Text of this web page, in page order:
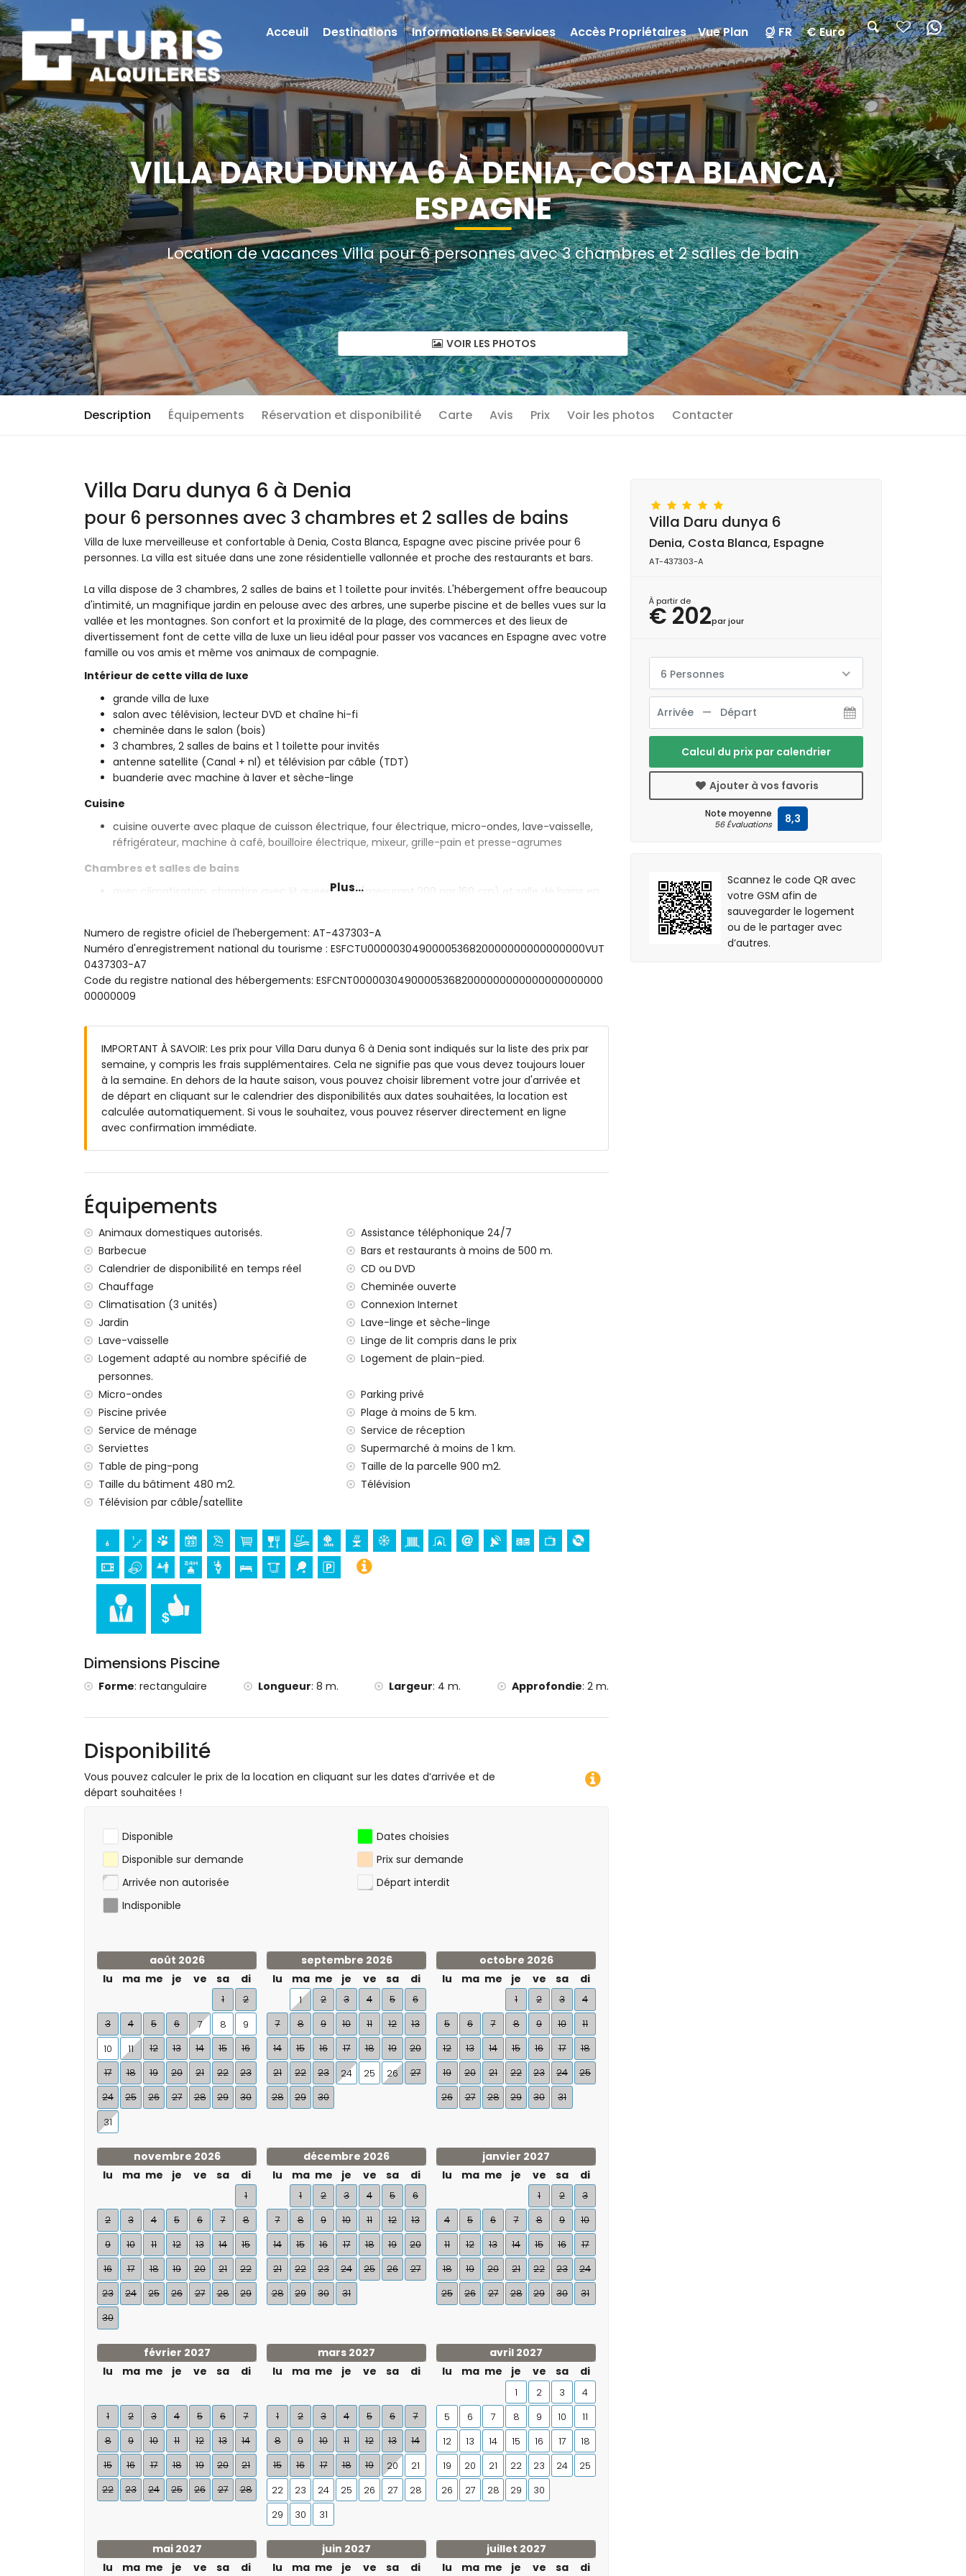
VILLA DARU DUNYA 6 À DENIA, COSTA BLANCA,
ESPAGNE
Location de vacances Villa pour 6 personnes avec 3 chambres et 2 salles de bain
VOIR LES PHOTOS
Description Équipements Réservation et disponibilité Carte Avis Prix Voir les photos Contacter
Villa Daru dunya 6 à Denia
pour 6 personnes avec 3 chambres et 2 salles de bains
Villa de luxe merveilleuse et confortable à Denia, Costa Blanca, Espagne avec piscine privée pour 6
personnes. La villa est située dans une zone résidentielle vallonnée et proche des restaurants et bars.
La villa dispose de 3 chambres, 2 salles de bains et 1 toilette pour invités. L'hébergement offre beaucoup
d'intimité, un magnifique jardin en pelouse avec des arbres, une superbe piscine et de belles vues sur la
vallée et les montagnes. Son confort et la proximité de la plage, des commerces et des lieux de
divertissement font de cette villa de luxe un lieu idéal pour passer vos vacances en Espagne avec votre
famille ou vos amis et même vos animaux de compagnie.
Intérieur de cette villa de luxe
grande villa de luxe
salon avec télévision, lecteur DVD et chaîne hi-fi
cheminée dans le salon (bois)
3 chambres, 2 salles de bains et 1 toilette pour invités
antenne satellite (Canal + nl) et télévision par câble (TDT)
buanderie avec machine à laver et sèche-linge
Cuisine
cuisine ouverte avec plaque de cuisson électrique, four électrique, micro-ondes, lave-vaisselle,
réfrigérateur, machine à café, bouilloire électrique, mixeur, grille-pain et presse-agrumes
Chambres et salles de bains
avec climatisation, chambre avec lit queen-size (mesurant 200 par 160 cm) et salle de bains en
salle de bains en suite avec double lavabo, douche et toilette
salle de bains avec lavabo simple et douche
Extérieur de cette villa de luxe
terrain clôturé
terrasse couverte
barbecue
espace salon extérieur et coin repas extérieur
2 places de parking privées
Informations complémentaires
ville la plus proche : Beniarbeig (à moins de 500 mètres de la villa)
port le plus proche : La Marina, Denia (à moins de 10 kilomètres de la villa)
parc le plus proche à moins de 5 kilomètres de la villa
aéroport le plus proche : Alicante (à moins de 100 kilomètres de la villa)
deuxième aéroport le plus proche : Valence (> 100 kilomètres)
animaux domestiques autorisés
L'hébergement est très adapté pour les familles avec enfants
Équipements et services inclus dans le prix de location de cette villa de luxe
internet (WiFi)
aspirateur et fer et planche à repasser
linge de lit et serviettes
chauffage central et climatisation
Équipements et services en supplément
service de ménage
lit supplémentaire et lits/berceaux pour enfants (sur demande)
Sports
Plus...
Numero de registre oficiel de l'hebergement: AT-437303-A
Numéro d'enregistrement national du tourisme : ESFCTU0000030490000536820000000000000000VUT
0437303-A7
Code du registre national des hébergements: ESFCNT000003049000053682000000000000000000000
00000009
IMPORTANT À SAVOIR: Les prix pour Villa Daru dunya 6 à Denia sont indiqués sur la liste des prix par
semaine, y compris les frais supplémentaires. Cela ne signifie pas que vous devez toujours louer
à la semaine. En dehors de la haute saison, vous pouvez choisir librement votre jour d'arrivée et
de départ en cliquant sur le calendrier des disponibilités aux dates souhaitées, la location est
calculée automatiquement. Si vous le souhaitez, vous pouvez réserver directement en ligne
avec confirmation immédiate.
Équipements
Animaux domestiques autorisés.
Assistance téléphonique 24/7
Barbecue
Bars et restaurants à moins de 500 m.
Calendrier de disponibilité en temps réel
CD ou DVD
Chauffage
Cheminée ouverte
Climatisation (3 unités)
Connexion Internet
Jardin
Lave-linge et sèche-linge
Lave-vaisselle
Linge de lit compris dans le prix
Logement adapté au nombre spécifié de
personnes.
Logement de plain-pied.
Micro-ondes
Parking privé
Piscine privée
Plage à moins de 5 km.
Service de ménage
Service de réception
Serviettes
Supermarché à moins de 1 km.
Table de ping-pong
Taille de la parcelle 900 m2.
Taille du bâtiment 480 m2.
Télévision
Télévision par câble/satellite
Dimensions Piscine
Forme: rectangulaire Longueur: 8 m. Largeur: 4 m. Approfondie: 2 m.
Disponibilité
Vous pouvez calculer le prix de la location en cliquant sur les dates d’arrivée et de
départ souhaitées !
Disponible
Dates choisies
Disponible sur demande
Prix ​​sur demande
Arrivée non autorisée
Départ interdit
Indisponible
août 2026
lu
ma me je ve sa di
1
2
3
4 5 6 7 8
9
10
11 12 13 14 15
16
17
18 19 20 21 22
23
24
25 26 27 28 29 30
31
septembre 2026
lu
ma me je ve sa di
1 2 3 4 5
6
7
8 9 10 11 12
13
14
15 16 17 18 19
20
21
22 23 24 25 26
27
28
29 30
octobre 2026
lu
ma me je ve sa di
1 2 3
4
5
6 7 8 9 10
11
12
13 14 15 16 17
18
19
20 21 22 23 24
25
26
27 28 29 30 31
novembre 2026
lu
ma me je ve sa di
1
2
3 4 5 6 7
8
9
10 11 12 13 14
15
16
17 18 19 20 21
22
23
24 25 26 27 28
29
30
décembre 2026
lu
ma me je ve sa di
1 2 3 4 5
6
7
8 9 10 11 12
13
14
15 16 17 18 19
20
21
22 23 24 25 26
27
28
29 30 31
janvier 2027
lu
ma me je ve sa di
1 2
3
4
5 6 7 8 9
10
11
12 13 14 15 16
17
18
19 20 21 22 23
24
25
26 27 28 29 30 31
février 2027
lu
ma me je ve sa di
1 2 3 4 5 6
7
8
9 10 11 12 13
14
15
16 17 18 19 20
21
22
23 24 25 26 27 28
mars 2027
lu
ma me je ve sa di
1 2 3 4 5 6
7
8
9 10 11 12 13
14
15
16 17 18 19 20
21
22
23 24 25 26 27
28
29
30 31
avril 2027
lu
ma me je ve sa di
1 2 3
4
5
6 7 8 9 10
11
12
13 14 15 16 17
18
19
20 21 22 23 24
25
26
27 28 29 30
mai 2027
lu
ma me je ve sa di
juin 2027
lu
ma me je ve sa di
juillet 2027
lu
ma me je ve sa di
Villa Daru dunya 6
Denia, Costa Blanca, Espagne
AT-437303-A
À partir de
€ 202par jour
6 Personnes
Calcul du prix par calendrier
Ajouter à vos favoris
Note moyenne
56 Évaluations 8,3
Scannez le code QR avec
votre GSM afin de
sauvegarder le logement
ou de le partager avec
d’autres.
Acceuil Destinations Informations Et Services Accès Propriétaires Vue Plan FR € Euro